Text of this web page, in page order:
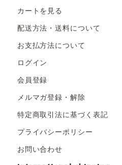
カートを見る
配送方法・送料について
お支払方法について
ログイン
会員登録
メルマガ登録・解除
特定商取引法に基づく表記
プライバシーポリシー
お問い合わせ